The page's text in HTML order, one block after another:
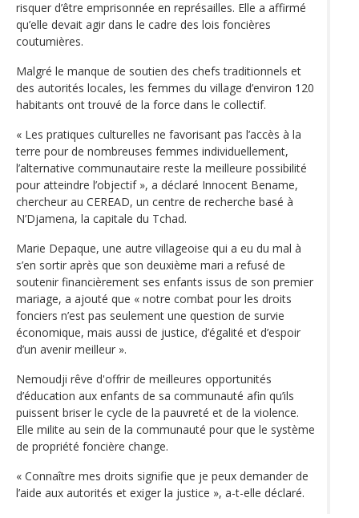
risquer d’être emprisonnée en représailles. Elle a affirmé
qu’elle devait agir dans le cadre des lois foncières
coutumières.
Malgré le manque de soutien des chefs traditionnels et
des autorités locales, les femmes du village d’environ 120
habitants ont trouvé de la force dans le collectif.
« Les pratiques culturelles ne favorisant pas l’accès à la
terre pour de nombreuses femmes individuellement,
l’alternative communautaire reste la meilleure possibilité
pour atteindre l’objectif », a déclaré Innocent Bename,
chercheur au CEREAD, un centre de recherche basé à
N’Djamena, la capitale du Tchad.
Marie Depaque, une autre villageoise qui a eu du mal à
s’en sortir après que son deuxième mari a refusé de
soutenir financièrement ses enfants issus de son premier
mariage, a ajouté que « notre combat pour les droits
fonciers n’est pas seulement une question de survie
économique, mais aussi de justice, d’égalité et d’espoir
d’un avenir meilleur ».
Nemoudji rêve d'offrir de meilleures opportunités
d’éducation aux enfants de sa communauté afin qu’ils
puissent briser le cycle de la pauvreté et de la violence.
Elle milite au sein de la communauté pour que le système
de propriété foncière change.
« Connaître mes droits signifie que je peux demander de
l’aide aux autorités et exiger la justice », a-t-elle déclaré.